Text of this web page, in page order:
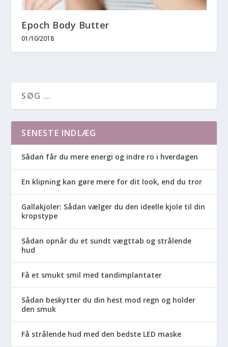
Epoch Body Butter
01/10/2018
SENESTE INDLÆG
Sådan får du mere energi og indre ro i hverdagen
En klipning kan gøre mere for dit look, end du tror
Gallakjoler: Sådan vælger du den ideelle kjole til din
kropstype
Sådan opnår du et sundt vægttab og strålende
hud
Få et smukt smil med tandimplantater
Sådan beskytter du din hest mod regn og holder
den smuk
Få strålende hud med den bedste LED maske